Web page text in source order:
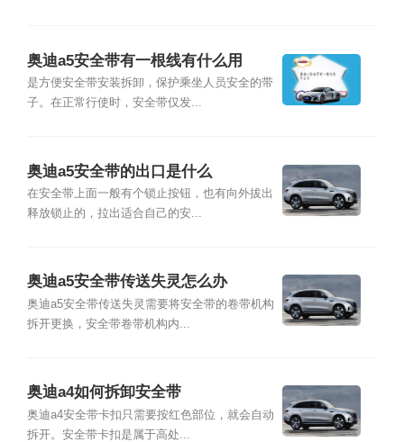
奥迪a5安全带有一根线有什么用
是方便安全带安装拆卸，保护乘坐人员安全的带
子。在正常行使时，安全带仅发...
奥迪a5安全带的出口是什么
在安全带上面一般有个锁止按钮，也有向外拔出
释放锁止的，拉出适合自己的安...
奥迪a5安全带传送失灵怎么办
奥迪a5安全带传送失灵需要将安全带的卷带机构
拆开更换，安全带卷带机构内...
奥迪a4如何拆卸安全带
奥迪a4安全带卡扣只需要按红色部位，就会自动
拆开。安全带卡扣是属于高处...